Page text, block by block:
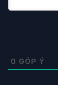
0 GÓP Ý